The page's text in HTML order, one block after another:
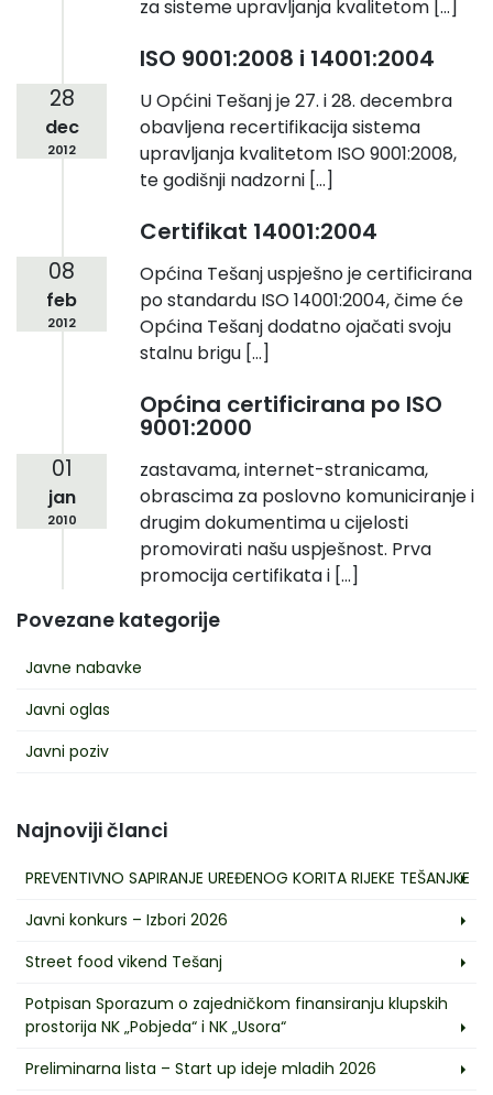
Povezane kategorije
Javne nabavke
Javni oglas
Javni poziv
Najnoviji članci
PREVENTIVNO SAPIRANJE UREĐENOG KORITA RIJEKE TEŠANJKE
Javni konkurs – Izbori 2026
Street food vikend Tešanj
Potpisan Sporazum o zajedničkom finansiranju klupskih
prostorija NK „Pobjeda“ i NK „Usora“
Preliminarna lista – Start up ideje mladih 2026
za sisteme upravljanja kvalitetom […]
28
dec
2012
ISO 9001:2008 i 14001:2004
U Općini Tešanj je 27. i 28. decembra
obavljena recertifikacija sistema
upravljanja kvalitetom ISO 9001:2008,
te godišnji nadzorni […]
08
feb
2012
Certifikat 14001:2004
Općina Tešanj uspješno je certificirana
po standardu ISO 14001:2004, čime će
Općina Tešanj dodatno ojačati svoju
stalnu brigu […]
01
jan
2010
Općina certificirana po ISO
9001:2000
zastavama, internet-stranicama,
obrascima za poslovno komuniciranje i
drugim dokumentima u cijelosti
promovirati našu uspješnost. Prva
promocija certifikata i […]